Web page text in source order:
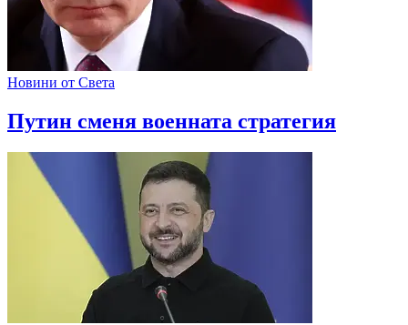
Новини от Света
Путин сменя военната стратегия